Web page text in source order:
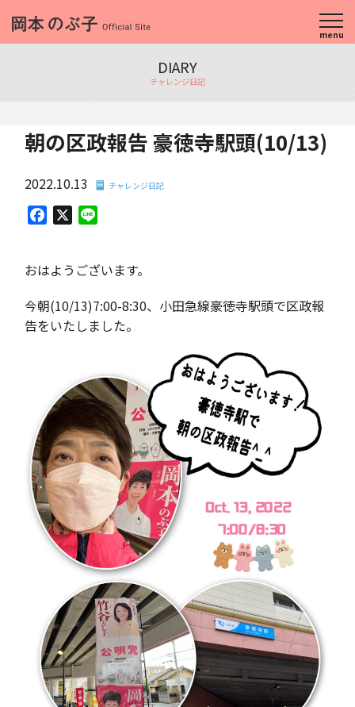
menu
DIARY
チャレンジ日記
朝の区政報告 豪徳寺駅頭(10/13)
2022.10.13 チャレンジ日記
Facebook
おはようございます。
今朝(10/13)7:00-8:30、小田急線豪徳寺駅頭で区政報
告をいたしました。